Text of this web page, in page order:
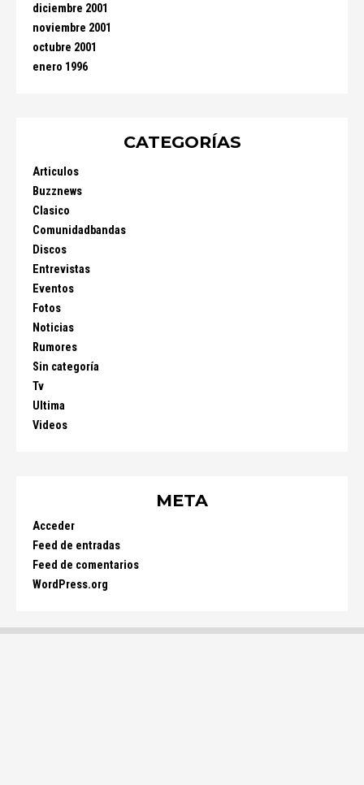
diciembre 2001
noviembre 2001
octubre 2001
enero 1996
CATEGORÍAS
Articulos
Buzznews
Clasico
Comunidadbandas
Discos
Entrevistas
Eventos
Fotos
Noticias
Rumores
Sin categoría
Tv
Ultima
Videos
META
Acceder
Feed de entradas
Feed de comentarios
WordPress.org